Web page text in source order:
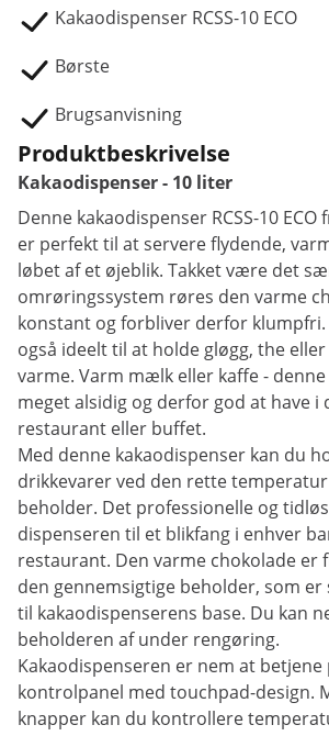
Kakaodispenser RCSS-10 ECO
Børste
Brugsanvisning
Produktbeskrivelse
Kakaodispenser - 10 liter
Denne kakaodispenser RCSS-10 ECO
er perfekt til at servere flydende,
løbet af et øjeblik. Takket være det
omrøringssystem røres den varme
konstant og forbliver derfor
også ideelt til at holde gløgg, the
varme. Varm mælk eller kaffe -
meget alsidig og derfor god at have i
restaurant eller buffet.
Med denne kakaodispenser kan du
drikkevarer ved den rette
beholder. Det professionelle og
dispenseren til et blikfang i enhver
restaurant. Den varme chokolade
den gennemsigtige beholder, som
til kakaodispenserens base. Du kan
beholderen af under rengøring.
Kakaodispenseren er nem at
kontrolpanel med touchpad-design.
knapper kan du kontrollere